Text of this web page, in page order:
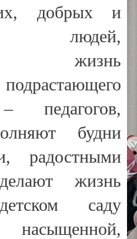
добрых и
людей,
жизнь
педагогов,
будни
радостными
жизнь
саду
насыщенной,